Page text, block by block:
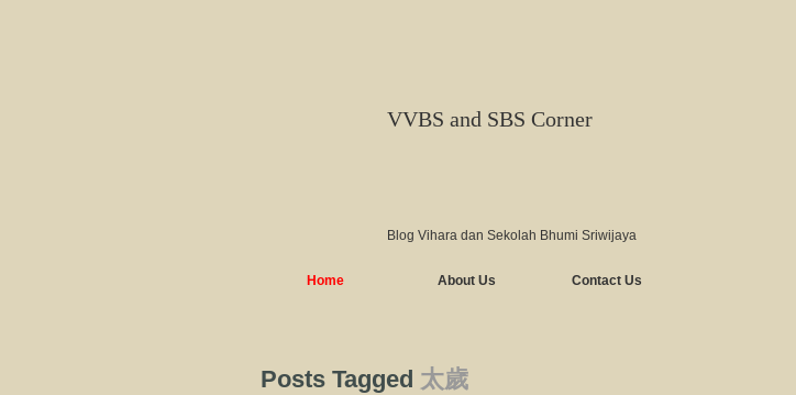
VVBS and SBS Corner
Blog Vihara dan Sekolah Bhumi Sriwijaya
Home About Us Contact Us
Posts Tagged 太歲